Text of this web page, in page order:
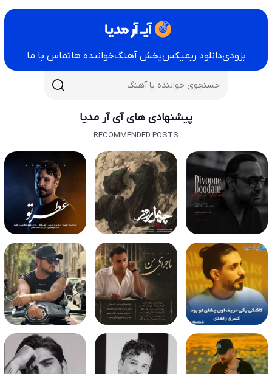
بزودیدانلود ریمیکسپخش آهنگخواننده هاتماس با ما
پیشنهادی های آی آر مدیا
RECOMMENDED POSTS